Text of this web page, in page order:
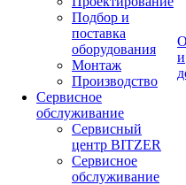
Подбор и
поставка
оборудования
Монтаж
Производство
Сервисное
обслуживание
Сервисный
центр BITZER
Сервисное
обслуживание
и